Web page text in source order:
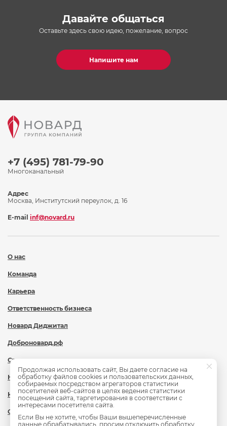
Давайте общаться
Оставьте здесь свою идею, пожелание, вопрос
Напишите нам
+7 (495) 781-79-90
Многоканальный
О нас
Команда
Карьера
Ответственность бизнеса
Новард Диджитал
Доброновард.рф
Статьи
Новости
Контакты
Охрана труда
Адрес
Москва, Институтский переулок, д. 16
E-mail inf@novard.ru
Продолжая использовать сайт, Вы даете согласие на
обработку файлов cookies и пользовательских данных,
собираемых посредством агрегаторов статистики
посетителей веб-сайтов в целях ведения статистики
посещений сайта, таргетирования в соответствии с
интересами посетителя сайта.
Если Вы не хотите, чтобы Ваши вышеперечисленные
данные обрабатывались, просим отключить обработку